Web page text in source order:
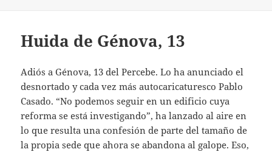
Huida de Génova, 13
Adiós a Génova, 13 del Percebe. Lo ha anunciado el
desnortado y cada vez más autocaricaturesco Pablo
Casado. “No podemos seguir en un edificio cuya
reforma se está investigando”, ha lanzado al aire en
lo que resulta una confesión de parte del tamaño de
la propia sede que ahora se abandona al galope. Eso,